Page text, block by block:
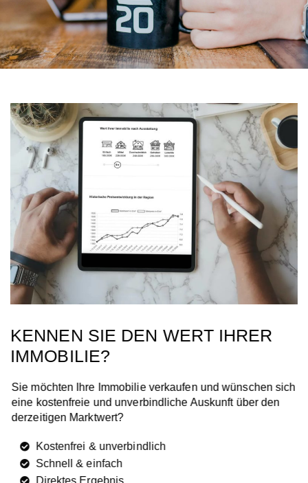
KENNEN SIE DEN WERT IHRER
IMMOBILIE?
Sie möchten Ihre Immobilie verkaufen und wünschen sich
eine kostenfreie und unverbindliche Auskunft über den
derzeitigen Marktwert?
Kostenfrei & unverbindlich
Schnell & einfach
Direktes Ergebnis